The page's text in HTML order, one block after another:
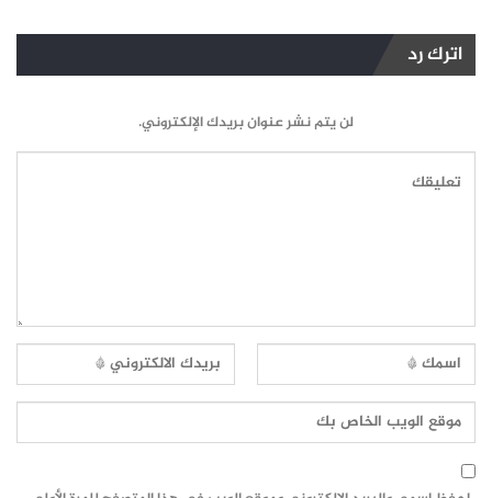
اترك رد
لن يتم نشر عنوان بريدك الإلكتروني.